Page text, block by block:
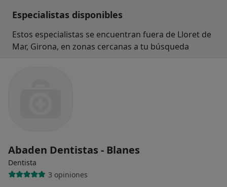
Especialistas disponibles
Estos especialistas se encuentran fuera de Lloret de
Mar, Girona, en zonas cercanas a tu búsqueda
Abaden Dentistas - Blanes
Dentista
3 opiniones